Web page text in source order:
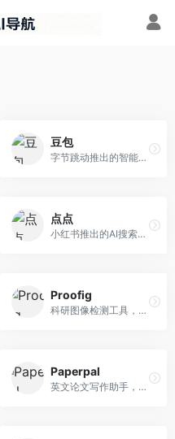
豆包
字节跳动推出的智能对话助手平台，提供文本创作、知识问答、英语学习等多种AI服务。面向普通用户和内容创作者，支持多轮对话和文件解析，免费使用，响应速度快，中文理解能力强。
点点
小红书推出的AI搜索应用，专注于生活方式内容搜索。面向小红书用户，提供生活攻略、消费决策、内容推荐等服务，生活方式内容丰富。
Proofig
科研图像检测工具，专注于学术图像完整性验证。面向科研人员，提供图像检测、重复分析、报告生成等服务，学术检测专业。
Paperpal
英文论文写作助手，专注于学术英语润色。面向需要发表国际期刊的研究者，提供语法检查、学术表达优化、格式规范等服务，英语表达地道专业。